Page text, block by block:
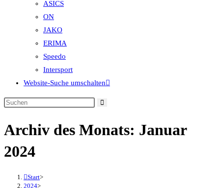
ASICS
ON
JAKO
ERIMA
Speedo
Intersport
Website-Suche umschalten
Archiv des Monats: Januar
2024
Start>
2024>